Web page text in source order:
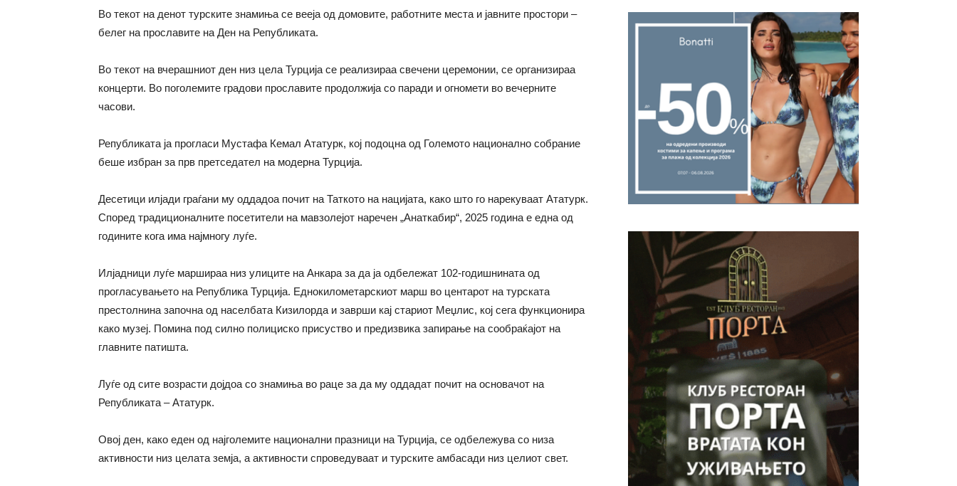
Во текот на денот турските знамиња се вееја од домовите, работните места и јавните простори –
белег на прославите на Ден на Републиката.
Во текот на вчерашниот ден низ цела Турција се реализираа свечени церемонии, се организираа
концерти. Во поголемите градови прославите продолжија со паради и огномети во вечерните
часови.
Републиката ја прогласи Мустафа Кемал Ататурк, кој подоцна од Големото национално собрание
беше избран за прв претседател на модерна Турција.
Десетици илјади граѓани му оддадоа почит на Таткото на нацијата, како што го нарекуваат Ататурк.
Според традиционалните посетители на мавзолејот наречен „Анаткабир“, 2025 година е една од
годините кога има најмногу луѓе.
Илјадници луѓе маршираа низ улиците на Анкара за да ја одбележат 102-годишнината од
прогласувањето на Република Турција. Еднокилометарскиот марш во центарот на турската
престолнина започна од населбата Кизилорда и заврши кај стариот Меџлис, кој сега функционира
како музеј. Помина под силно полициско присуство и предизвика запирање на сообраќајот на
главните патишта.
Луѓе од сите возрасти дојдоа со знамиња во раце за да му оддадат почит на основачот на
Републиката – Ататурк.
Овој ден, како еден од најголемите национални празници на Турција, се одбележува со низа
активности низ целата земја, а активности спроведуваат и турските амбасади низ целиот свет.